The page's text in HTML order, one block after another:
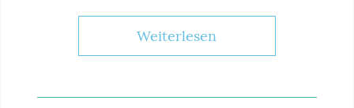
Weiterlesen